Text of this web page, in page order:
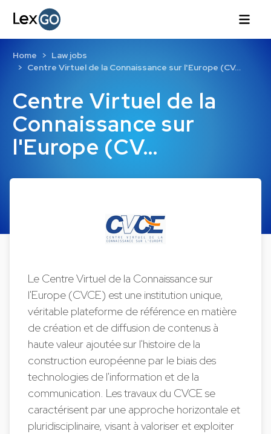
Centre Virtuel de la
Connaissance sur
l'Europe (CV…
Home
Law jobs
Centre Virtuel de la Connaissance sur l'Europe (CV…
Le Centre Virtuel de la Connaissance sur
l'Europe (CVCE) est une institution unique,
véritable plateforme de référence en matière
de création et de diffusion de contenus à
haute valeur ajoutée sur l'histoire de la
construction européenne par le biais des
technologies de l'information et de la
communication. Les travaux du CVCE se
caractérisent par une approche horizontale et
pluridisciplinaire, visant à valoriser et exploiter